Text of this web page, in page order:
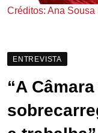
Créditos: Ana Sousa
ENTREVISTA
“A